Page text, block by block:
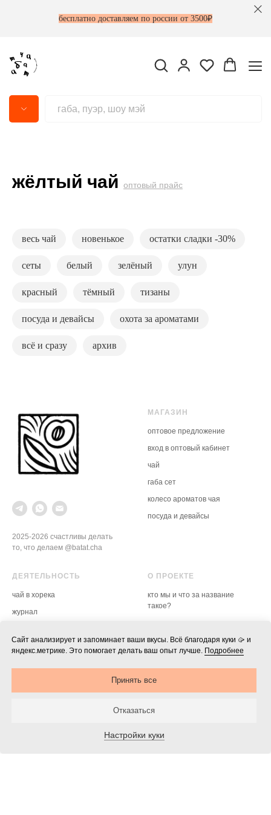
бесплатно доставляем по россии от 3500₽
жёлтый чай оптовый прайс
весь чай новенькое остатки сладки -30%
сеты белый зелёный улун
красный тёмный тизаны
посуда и девайсы охота за ароматами
всё и сразу архив
Сайт анализирует и запоминает ваши вкусы. Всё благодаря куки 🥠 и
яндекс.метрике. Это помогает делать ваш опыт лучше. Подробнее
Принять все
Отказаться
Настройки куки
2025-2026 счастливы делать
то, что делаем @batat.cha
МАГАЗИН
оптовое предложение
вход в оптовый кабинет
чай
габа сет
колесо ароматов чая
посуда и девайсы
ДЕЯТЕЛЬНОСТЬ
чай в хорека
журнал
О ПРОЕКТЕ
кто мы и что за название
такое?
политика конфиденциальности,
оферта, реквизиты
настройки куки
скачать лого ↓